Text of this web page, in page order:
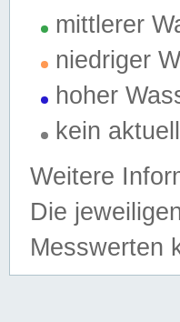
mittlerer
niedriger
hoher
kein
Weitere
Die
Messwerten